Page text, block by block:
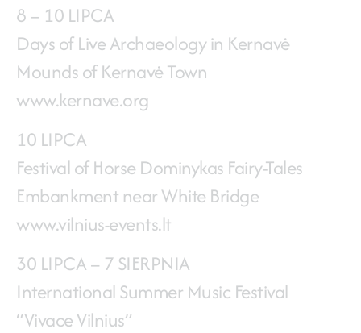
8 – 10 LIPCA
Days of Live Archaeology in Kernavė
Mounds of Kernavė Town
www.kernave.org
10 LIPCA
Festival of Horse Dominykas Fairy-Tales
Embankment near White Bridge
www.vilnius-events.lt
30 LIPCA – 7 SIERPNIA
International Summer Music Festival
“Vivace Vilnius”